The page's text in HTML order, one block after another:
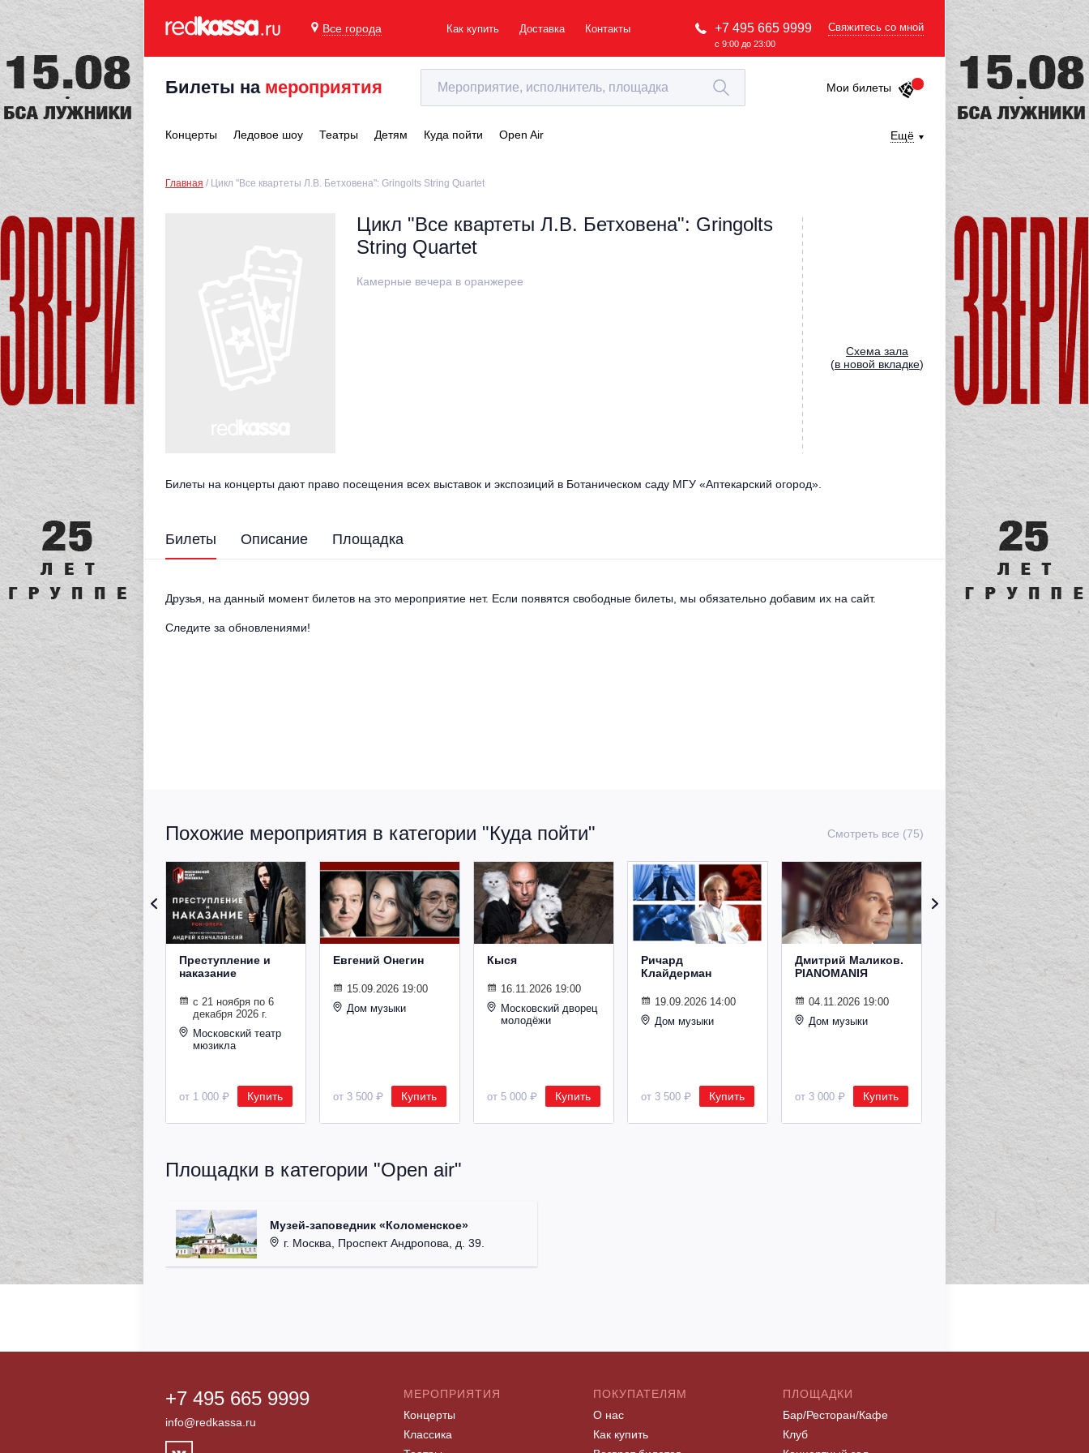
Все города Как купить Доставка Контакты +7 495 665 9999
с 9:00 до 23:00
Свяжитесь со мной
Билеты на мероприятия Мои билеты
Концерты Ледовое шоу Театры Детям Куда пойти Open Air Ещё
Главная Цикл "Все квартеты Л.В. Бетховена": Gringolts String Quartet
Цикл "Все квартеты Л.В. Бетховена": Gringolts
String Quartet
Камерные вечера в оранжерее
Cхема зала
(в новой вкладке)
Билеты на концерты дают право посещения всех выставок и экспозиций в Ботаническом саду МГУ «Аптекарский огород».
Билеты Описание Площадка
Друзья, на данный момент билетов на это мероприятие нет. Если появятся свободные билеты, мы обязательно добавим их на сайт.
Следите за обновлениями!
Похожие мероприятия в категории "Куда пойти" Смотреть все (75)
Преступление и
наказание
с 21 ноября по 6
декабря 2026 г.
Московский театр
мюзикла
от 1 000 ₽ Купить
Евгений Онегин
15.09.2026 19:00
Дом музыки
от 3 500 ₽ Купить
Кыся
16.11.2026 19:00
Московский дворец
молодёжи
от 5 000 ₽ Купить
Ричард
Клайдерман
19.09.2026 14:00
Дом музыки
от 3 500 ₽ Купить
Дмитрий Маликов.
PIANOMANIЯ
04.11.2026 19:00
Дом музыки
от 3 000 ₽ Купить
Рождественский
концерт
Владимира
Спивакова
24.12.2026 19:00
Дом музыки
от 8 500 ₽ Купить
Площадки в категории "Open air"
Музей-заповедник «Коломенское»
г. Москва, Проспект Андропова, д. 39.
+7 495 665 9999
info@redkassa.ru
МЕРОПРИЯТИЯ
Концерты
Классика
ПОКУПАТЕЛЯМ
О нас
Как купить
ПЛОЩАДКИ
Бар/Ресторан/Кафе
Клуб